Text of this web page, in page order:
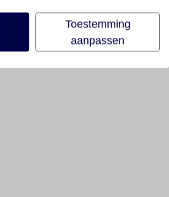
Toestemming
aanpassen